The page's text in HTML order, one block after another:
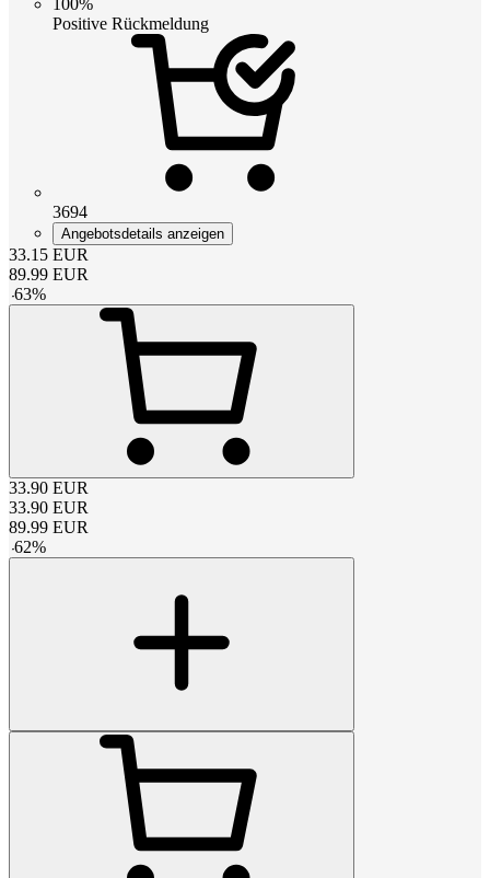
Positive Rückmeldung
3694
Angebotsdetails anzeigen
33.15 EUR
89.99 EUR
-63%
33.90 EUR
33.90 EUR
89.99 EUR
-62%